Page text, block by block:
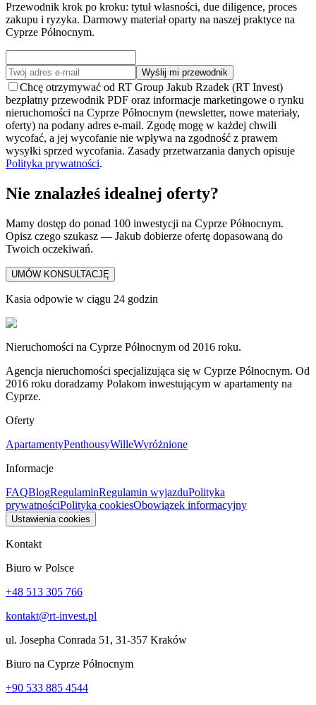
Przewodnik krok po kroku: tytuł własności, due diligence, proces
zakupu i ryzyka. Darmowy materiał oparty na naszej praktyce na
Cyprze Północnym.
Wyślij mi przewodnik
Chcę otrzymywać od RT Group Jakub Rzadek (RT Invest)
bezpłatny przewodnik PDF oraz informacje marketingowe o rynku
nieruchomości na Cyprze Północnym (newsletter, nowe materiały,
oferty) na podany adres e-mail. Zgodę mogę w każdej chwili
wycofać, a jej wycofanie nie wpływa na zgodność z prawem
wysyłki sprzed wycofania. Zasady przetwarzania danych opisuje
Polityka prywatności.
Nie znalazłeś idealnej oferty?
Mamy dostęp do ponad 100 inwestycji na Cyprze Północnym.
Opisz czego szukasz — Jakub dobierze ofertę dopasowaną do
Twoich oczekiwań.
UMÓW KONSULTACJĘ
Kasia odpowie w ciągu 24 godzin
Nieruchomości na Cyprze Północnym od 2016 roku.
Agencja nieruchomości specjalizująca się w Cyprze Północnym. Od
2016 roku doradzamy Polakom inwestującym w apartamenty na
Cyprze.
Oferty
ApartamentyPenthousyWilleWyróżnione
Informacje
FAQBlogRegulaminRegulamin wyjazduPolityka
prywatnościPolityka cookiesObowiązek informacyjny
Ustawienia cookies
Kontakt
Biuro w Polsce
+48 513 305 766
kontakt@rt-invest.pl
ul. Josepha Conrada 51, 31-357 Kraków
Biuro na Cyprze Północnym
+90 533 885 4544